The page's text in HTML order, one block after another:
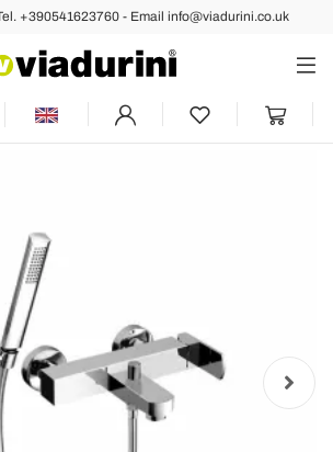
+390541623760 - Email info@viadurini.co.uk
Previous Next
Tap for Bathtub Made in
Italy Brass - Sika